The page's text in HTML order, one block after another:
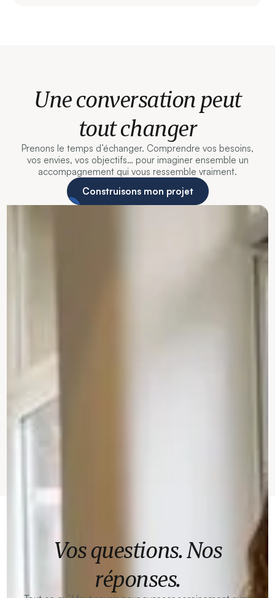
Une conversation peut
tout changer
Prenons le temps d’échanger. Comprendre vos besoins,
vos envies, vos objectifs… pour imaginer ensemble un
accompagnement qui vous ressemble vraiment.
Construisons mon projet
Vos questions. Nos
réponses.